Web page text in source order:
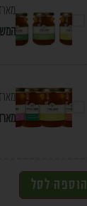
הוספה לסל